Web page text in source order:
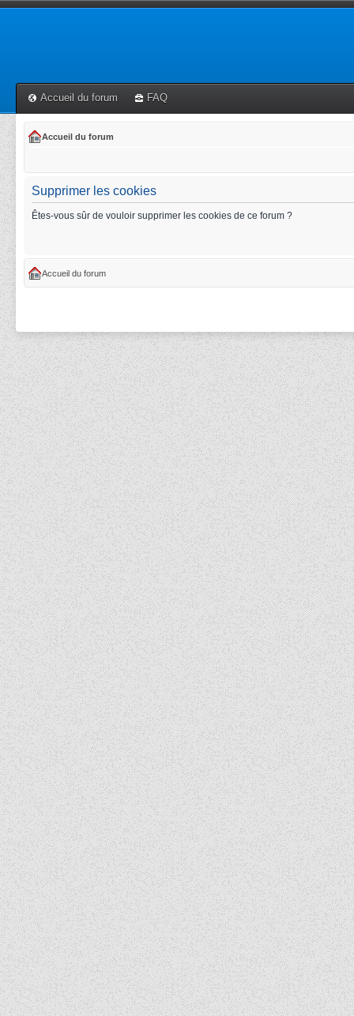
Accueil du forum FAQ
Accueil du forum
Supprimer les cookies
Êtes-vous sûr de vouloir supprimer les cookies de ce forum ?
Accueil du forum